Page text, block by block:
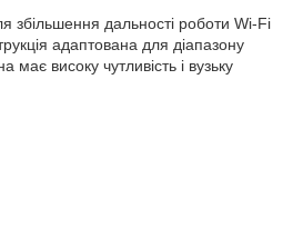
збільшення дальності роботи Wi-Fi
адаптована для діапазону
має високу чутливість і вузьку